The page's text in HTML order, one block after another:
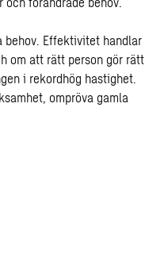
behov. Effektivitet handlar
om att rätt person gör rätt
i rekordhög hastighet.
ompröva gamla